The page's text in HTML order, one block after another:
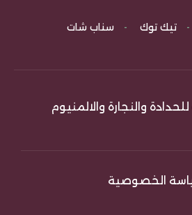
- تيك توك - سناب شات
والنجارة والالمنيوم
الخصوصية